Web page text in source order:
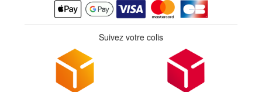
Suivez votre colis